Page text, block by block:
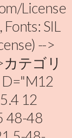
license
SIL
-->
テゴリ
12
48-48